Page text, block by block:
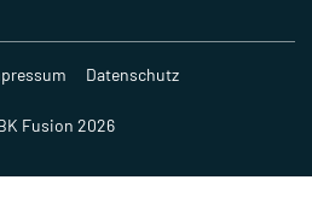
Datenschutz
Fusion 2026